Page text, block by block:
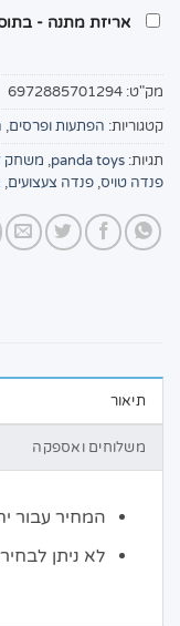
אריזת מתנה -
מק"ט: 6972885701294
קטגוריות: הפתעות ופרסים,
תגיות: panda toys
, משחק
פנדה טויס, פנדה צעצועים,
תיאור
משלוחים ואספקה
המחיר עבור
לא ניתן